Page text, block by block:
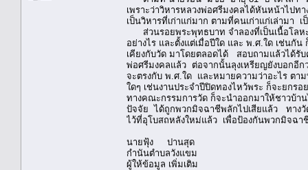
เพราะว่าวิหารหลวงพ่อศรีมงคลได้หันหน้าไป
เป็นวิหารที่เก่าแก่มาก ตามที่คนเก่าแก่เล่ามา
ส่วนรอยพระพุทธบาท จำลองที่เป็นเนื้อโลห
อย่างไร และตั้งแต่เมื่อปีใด และ พ.ศ.ใด เช่
เคียงกับวัด มาโดยตลอดได้ สอบถามแล้วได้รับ
พ่อศรีมงคลแล้ว ต่อจากนั้นลุงเหรียญยังบอกอี
จะตรงกับ พ.ศ.ใด และหมายความว่าอะไร ตา
ใดๆ เช่นงานประจำปีปิดทองไหว้พระ ก็จะยก
ทางคณะกรรมการวัด ก็จะนำออกมาให้ชาวบ้า
ปัจจัย ได้ถูกพวกมิจฉาชีพลักไปเสียแล้ว ทางวั
ไว้ที่อุโบสถหลังใหม่แล้ว เพื่อป้องกันพวกมิจฉา
นายฟุ้ง ปานสุด
กำนันตำบลวังแขม
ผู้ให้ข้อมูล เพิ่มเติม